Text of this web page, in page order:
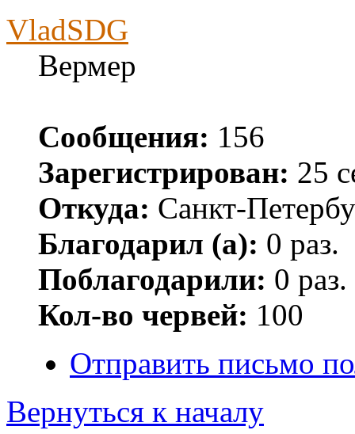
VladSDG
Вермер
Сообщения: 156
Зарегистрирован: 25
Откуда: Санкт-
Благодарил (а): 0 раз.
Поблагодарили: 0 раз.
Кол-во червей: 100
Отправить письмо
Вернуться к началу